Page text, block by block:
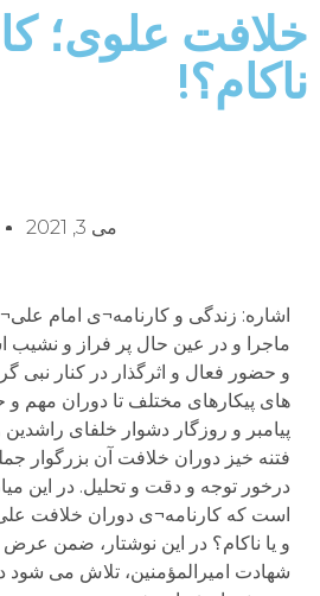
خلافت علوی؛
ناکام؟!
می 3, 2021
اشاره: زندگی و کارنامه¬ی امام
ماجرا و در عین حال پر فراز و نشیب
و حضور فعال و اثرگذار در کنار نبی
های پیکارهای مختلف تا دوران
پیامبر و روزگار دشوار خلفای
فتنه خیز دوران خلافت آن بزرگوار
درخور توجه و دقت و تحلیل. در این
است که کارنامه¬ی دوران خلافت
و یا ناکام؟ در این نوشتار، ضمن
شهادت امیرالمؤمنین، تلاش می